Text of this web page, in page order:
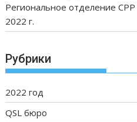
Региональное отделение СРР
2022 г.
Рубрики
2022 год
QSL бюро